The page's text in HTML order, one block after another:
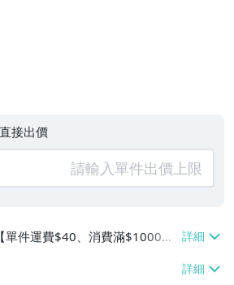
直接出價
單件運費$40、消費滿$1000免